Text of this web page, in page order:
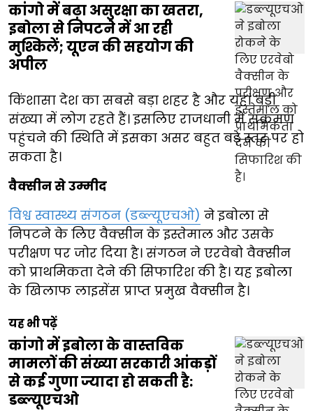
कांगो में बढ़ा असुरक्षा का खतरा,
इबोला से निपटने में आ रही
मुश्किलें; यूएन की सहयोग की
अपील
किंशासा देश का सबसे बड़ा शहर है और यहां बड़ी
संख्या में लोग रहते हैं। इसलिए राजधानी में संक्रमण
पहुंचने की स्थिति में इसका असर बहुत बड़े स्तर पर हो
सकता है।
वैक्सीन से उम्मीद
विश्व स्वास्थ्य संगठन (डब्ल्यूएचओ) ने इबोला से
निपटने के लिए वैक्सीन के इस्तेमाल और उसके
परीक्षण पर जोर दिया है। संगठन ने एरवेबो वैक्सीन
को प्राथमिकता देने की सिफारिश की है। यह इबोला
के खिलाफ लाइसेंस प्राप्त प्रमुख वैक्सीन है।
यह भी पढ़ें
कांगो में इबोला के वास्तविक
मामलों की संख्या सरकारी आंकड़ों
से कई गुणा ज्यादा हो सकती है:
डब्ल्यूएचओ